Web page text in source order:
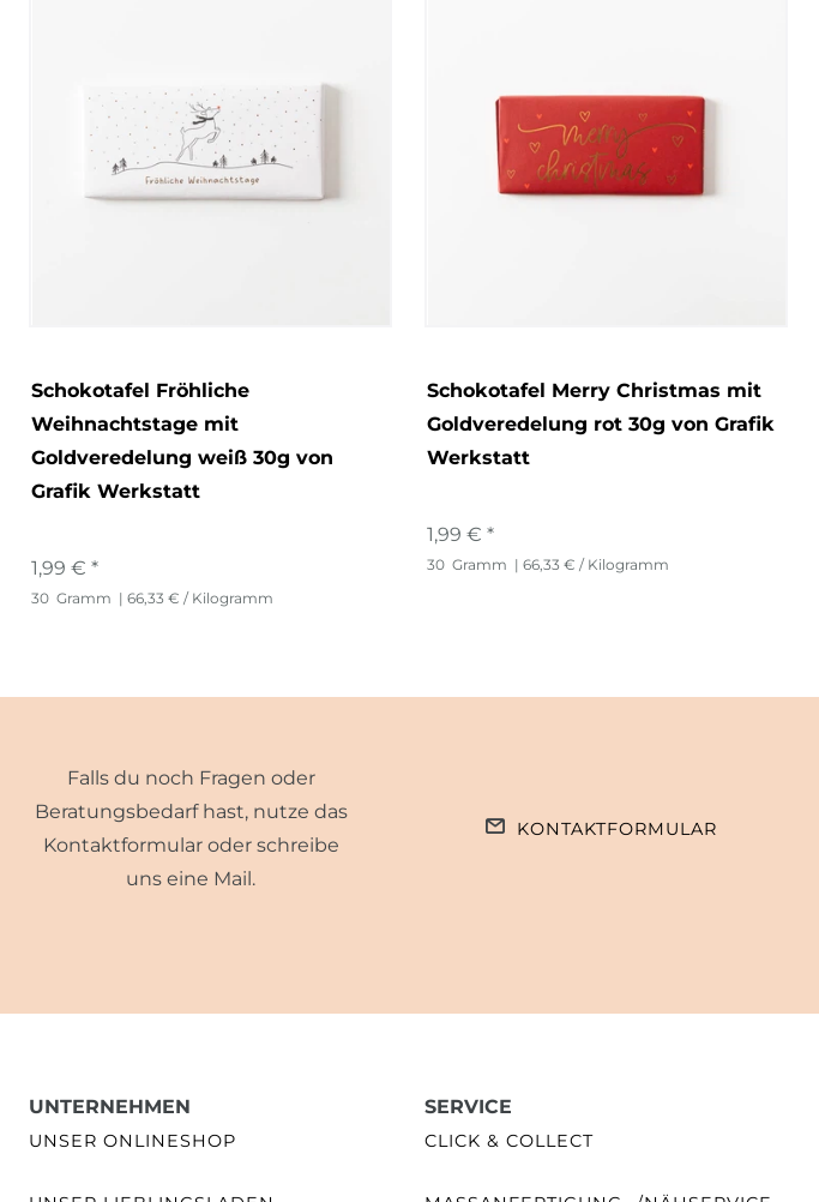
Schokotafel Fröhliche
Weihnachtstage mit
Goldveredelung weiß 30g von
Grafik Werkstatt
1,99 € *
30 Gramm | 66,33 € / Kilogramm
Schokotafel Merry Christmas mit
Goldveredelung rot 30g von Grafik
Werkstatt
1,99 € *
30 Gramm | 66,33 € / Kilogramm
Falls du noch Fragen oder
Beratungsbedarf hast, nutze das
Kontaktformular oder schreibe
uns eine Mail.
KONTAKTFORMULAR
UNTERNEHMEN
UNSER ONLINESHOP
SERVICE
CLICK & COLLECT